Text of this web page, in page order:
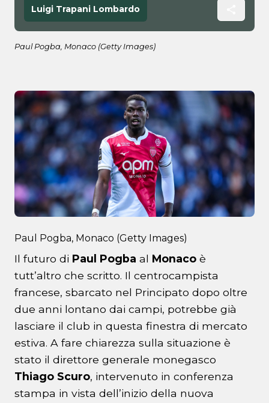
Luigi Trapani Lombardo
Paul Pogba, Monaco (Getty Images)
Paul Pogba, Monaco (Getty Images)
Il futuro di Paul Pogba al Monaco è
tutt’altro che scritto. Il centrocampista
francese, sbarcato nel Principato dopo oltre
due anni lontano dai campi, potrebbe già
lasciare il club in questa finestra di mercato
estiva. A fare chiarezza sulla situazione è
stato il direttore generale monegasco
Thiago Scuro, intervenuto in conferenza
stampa in vista dell’inizio della nuova